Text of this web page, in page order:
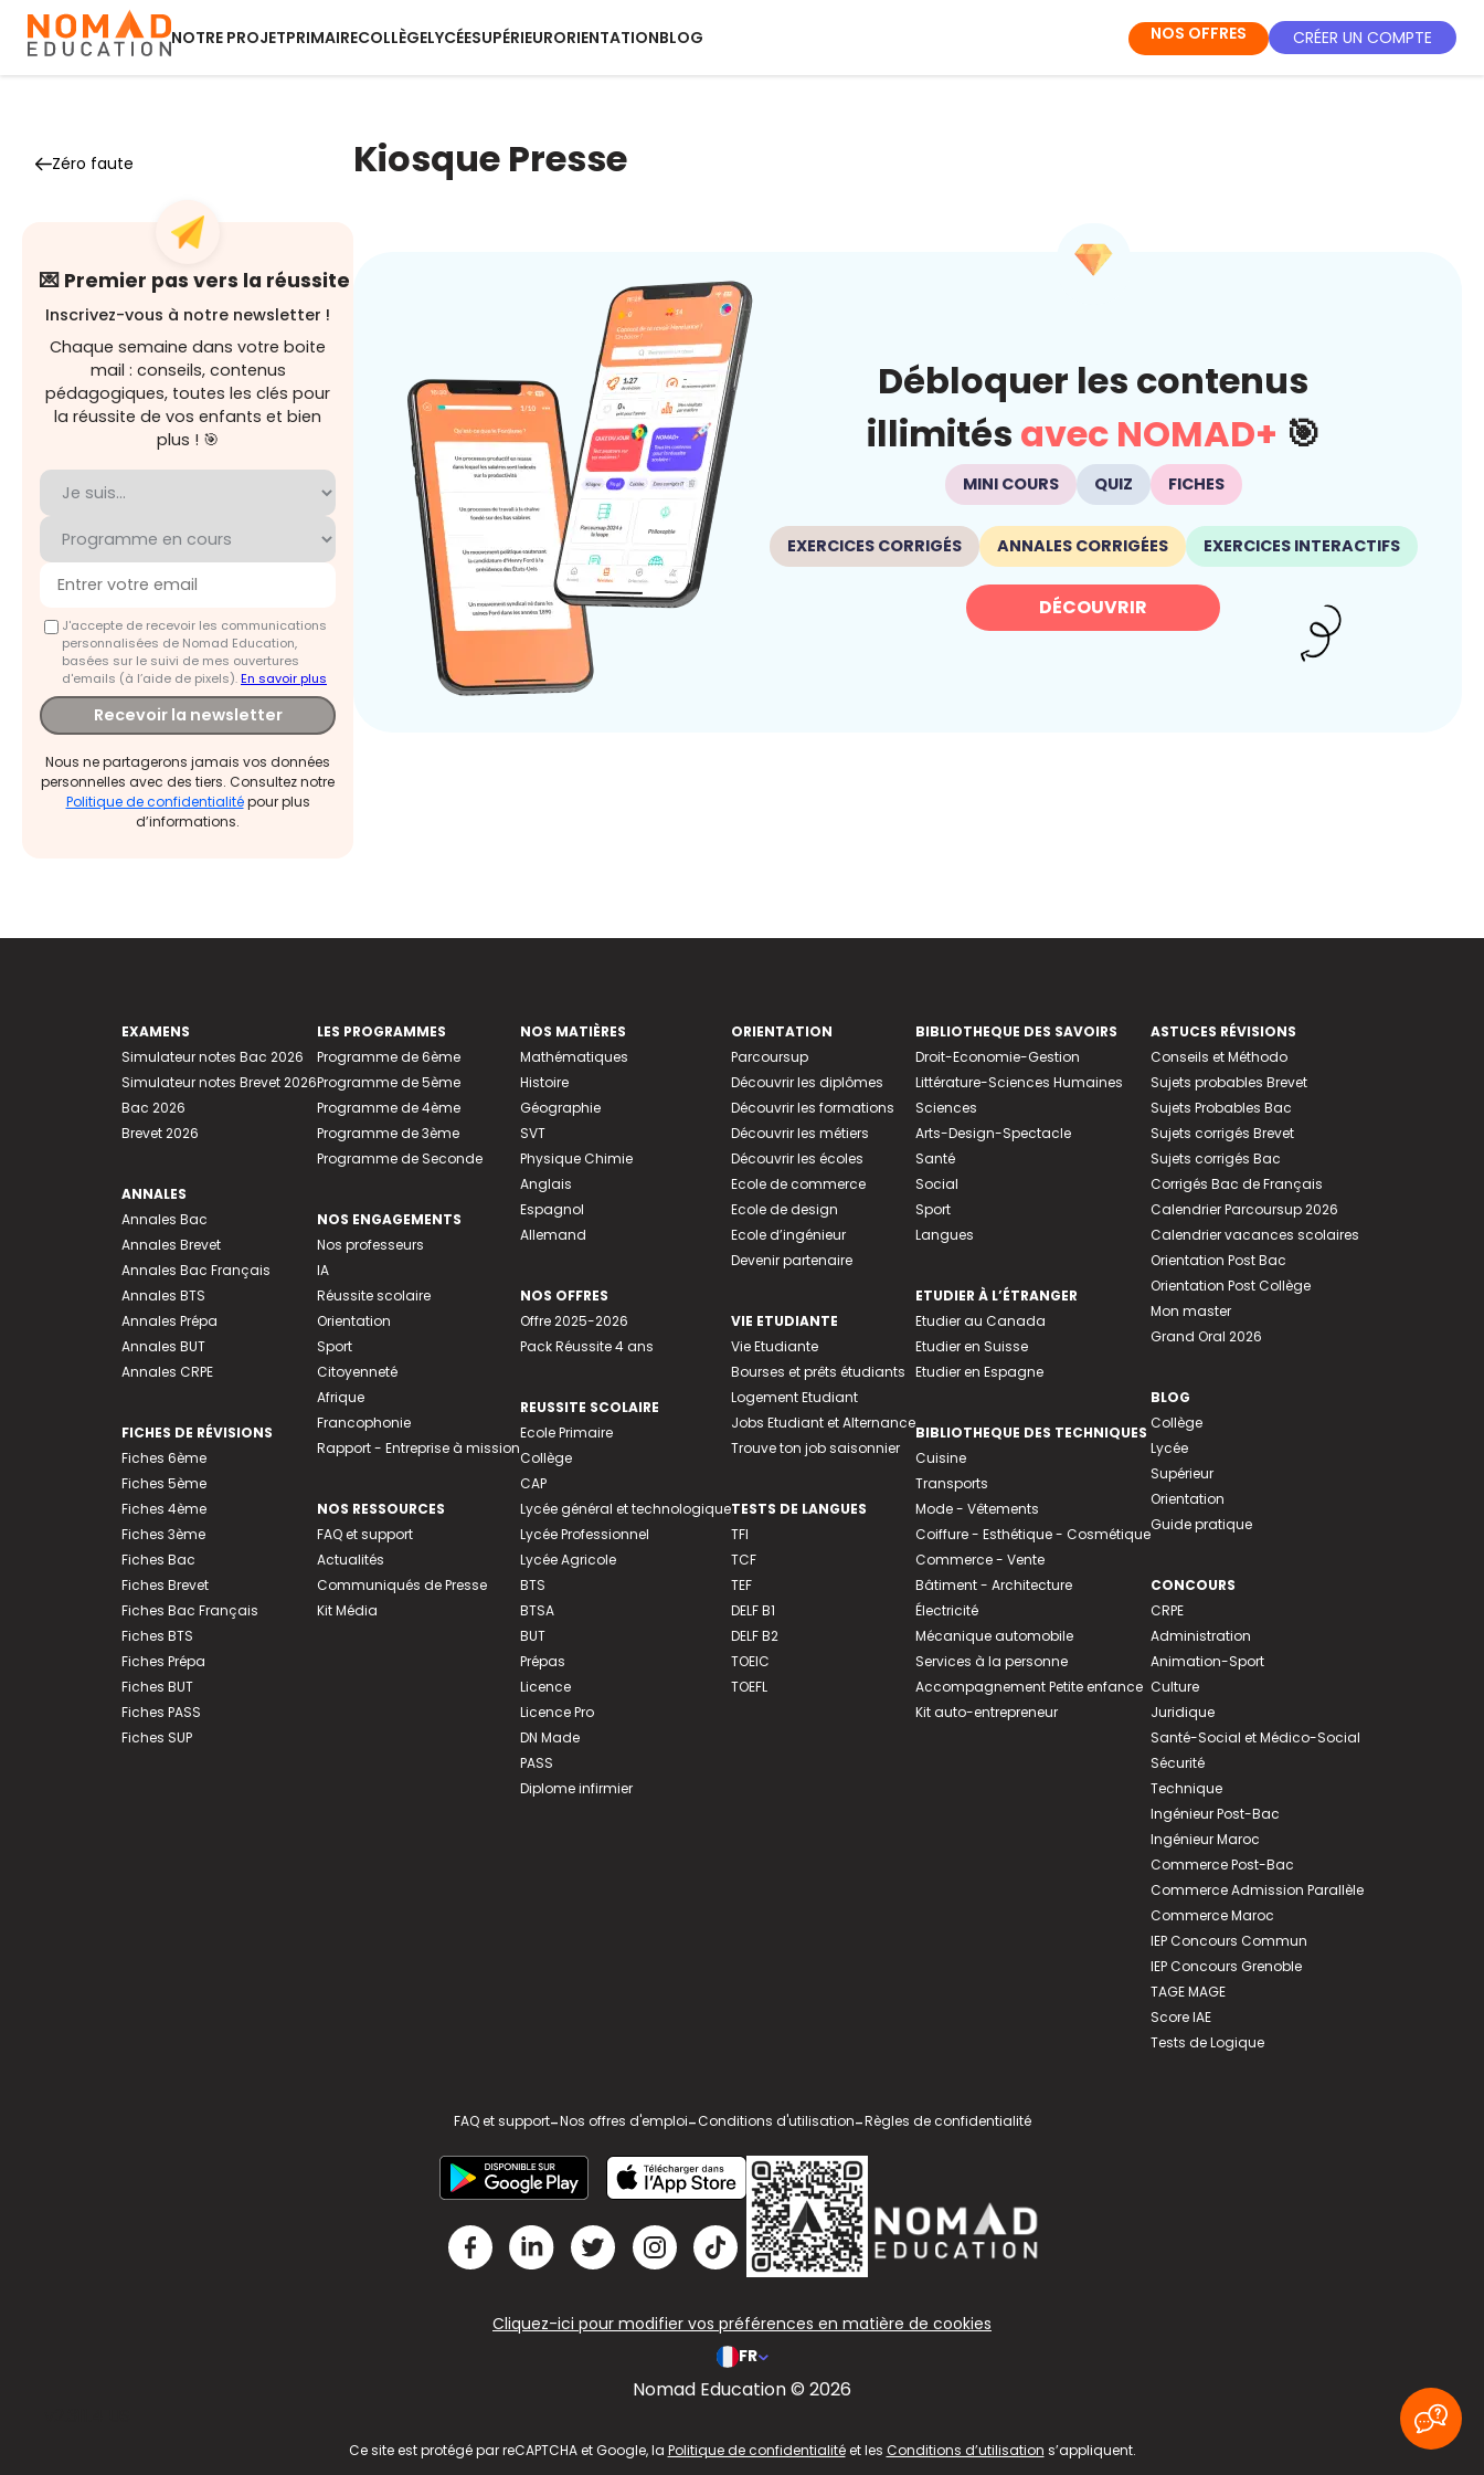
NOTRE PROJETPRIMAIRECOLLÈGELYCÉESUPÉRIEURORIENTATIONBLOG NOS OFFRES CRÉER UN COMPTE
Zéro faute
💌 Premier pas vers la réussite
Inscrivez-vous à notre newsletter !
Chaque semaine dans votre boite
mail : conseils, contenus
pédagogiques, toutes les clés pour
la réussite de vos enfants et bien
plus ! 🎯
J'accepte de recevoir les communications
personnalisées de Nomad Education,
basées sur le suivi de mes ouvertures
d'emails (à l’aide de pixels).En savoir plus
Recevoir la newsletter
Nous ne partagerons jamais vos données
personnelles avec des tiers. Consultez notre
Politique de confidentialitépour plus
d’informations.
Kiosque Presse
Débloquer les contenus
illimités avec NOMAD+ 🎯
MINI COURS QUIZ FICHES
EXERCICES CORRIGÉS ANNALES CORRIGÉES EXERCICES INTERACTIFS
DÉCOUVRIR
EXAMENS
Simulateur notes Bac 2026
Simulateur notes Brevet 2026
Bac 2026
Brevet 2026
ANNALES
Annales Bac
Annales Brevet
Annales Bac Français
Annales BTS
Annales Prépa
Annales BUT
Annales CRPE
FICHES DE RÉVISIONS
Fiches 6ème
Fiches 5ème
Fiches 4ème
Fiches 3ème
Fiches Bac
Fiches Brevet
Fiches Bac Français
Fiches BTS
Fiches Prépa
Fiches BUT
Fiches PASS
Fiches SUP
LES PROGRAMMES
Programme de 6ème
Programme de 5ème
Programme de 4ème
Programme de 3ème
Programme de Seconde
NOS ENGAGEMENTS
Nos professeurs
IA
Réussite scolaire
Orientation
Sport
Citoyenneté
Afrique
Francophonie
Rapport - Entreprise à mission
NOS RESSOURCES
FAQ et support
Actualités
Communiqués de Presse
Kit Média
NOS MATIÈRES
Mathématiques
Histoire
Géographie
SVT
Physique Chimie
Anglais
Espagnol
Allemand
NOS OFFRES
Offre 2025-2026
Pack Réussite 4 ans
REUSSITE SCOLAIRE
Ecole Primaire
Collège
CAP
Lycée général et technologique
Lycée Professionnel
Lycée Agricole
BTS
BTSA
BUT
Prépas
Licence
Licence Pro
DN Made
PASS
Diplome infirmier
ORIENTATION
Parcoursup
Découvrir les diplômes
Découvrir les formations
Découvrir les métiers
Découvrir les écoles
Ecole de commerce
Ecole de design
Ecole d’ingénieur
Devenir partenaire
VIE ETUDIANTE
Vie Etudiante
Bourses et prêts étudiants
Logement Etudiant
Jobs Etudiant et Alternance
Trouve ton job saisonnier
TESTS DE LANGUES
TFI
TCF
TEF
DELF B1
DELF B2
TOEIC
TOEFL
BIBLIOTHEQUE DES SAVOIRS
Droit-Economie-Gestion
Littérature-Sciences Humaines
Sciences
Arts-Design-Spectacle
Santé
Social
Sport
Langues
ETUDIER À L’ÉTRANGER
Etudier au Canada
Etudier en Suisse
Etudier en Espagne
BIBLIOTHEQUE DES TECHNIQUES
Cuisine
Transports
Mode - Vêtements
Coiffure - Esthétique - Cosmétique
Commerce - Vente
Bâtiment - Architecture
Électricité
Mécanique automobile
Services à la personne
Accompagnement Petite enfance
Kit auto-entrepreneur
ASTUCES RÉVISIONS
Conseils et Méthodo
Sujets probables Brevet
Sujets Probables Bac
Sujets corrigés Brevet
Sujets corrigés Bac
Corrigés Bac de Français
Calendrier Parcoursup 2026
Calendrier vacances scolaires
Orientation Post Bac
Orientation Post Collège
Mon master
Grand Oral 2026
BLOG
Collège
Lycée
Supérieur
Orientation
Guide pratique
CONCOURS
CRPE
Administration
Animation-Sport
Culture
Juridique
Santé-Social et Médico-Social
Sécurité
Technique
Ingénieur Post-Bac
Ingénieur Maroc
Commerce Post-Bac
Commerce Admission Parallèle
Commerce Maroc
IEP Concours Commun
IEP Concours Grenoble
TAGE MAGE
Score IAE
Tests de Logique
FAQ et support-Nos offres d'emploi-Conditions d'utilisation-Règles de confidentialité
Cliquez-ici pour modifier vos préférences en matière de cookies
FR
Nomad Education © 2026
Ce site est protégé par reCAPTCHA et Google, la Politique de confidentialitéet les Conditions d’utilisation s’appliquent.